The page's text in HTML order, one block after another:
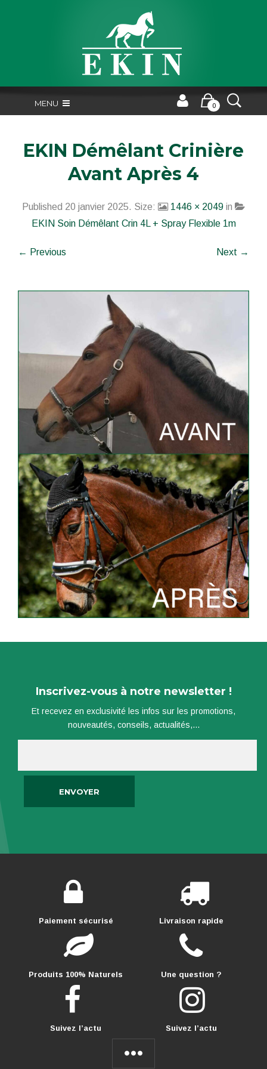
MENU 0
EKIN Démêlant Crinière
Avant Après 4
Published 20 janvier 2025. Size: 1446 × 2049 in
EKIN Soin Démêlant Crin 4L + Spray Flexible 1m
← Previous Next →
Inscrivez-vous à notre newsletter !
Et recevez en exclusivité les infos sur les promotions,
nouveautés, conseils, actualités,...
Paiement sécurisé Livraison rapide
Produits 100% Naturels Une question ?
Suivez l’actu Suivez l’actu